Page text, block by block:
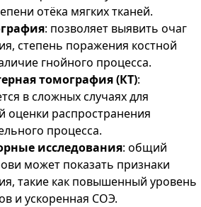
отёка мягких тканей.
: позволяет выявить очаг
степень поражения костной
гнойного процесса.
томография (КТ):
в сложных случаях для
оценки распространения
процесса.
исследования: общий
может показать признаки
такие как повышенный уровень
и ускоренная СОЭ.